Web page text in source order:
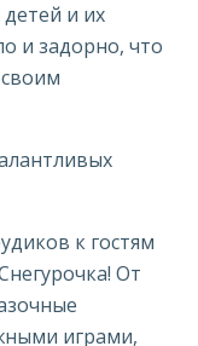
и их
и задорно, что
к гостям
От
играми,